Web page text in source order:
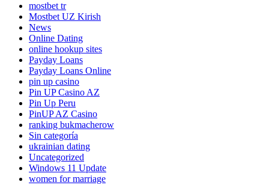
mostbet tr
Mostbet UZ Kirish
News
Online Dating
online hookup sites
Payday Loans
Payday Loans Online
pin up casino
Pin UP Casino AZ
Pin Up Peru
PinUP AZ Casino
ranking bukmacherow
Sin categoría
ukrainian dating
Uncategorized
Windows 11 Update
women for marriage